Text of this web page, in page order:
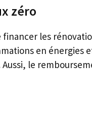
zéro
les
en énergies
le